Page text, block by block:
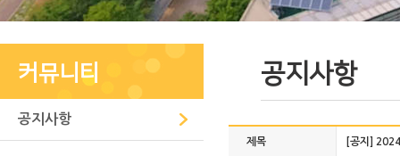
커뮤니티
공지사항
공지사항
제목 [공지]